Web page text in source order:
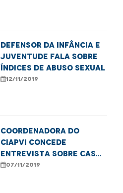
Defensor da Infância e
Juventude fala sobre
índices de abuso sexual
12/11/2019
Coordenadora do
Ciapvi concede
entrevista sobre caso
de agressão a idoso
07/11/2019